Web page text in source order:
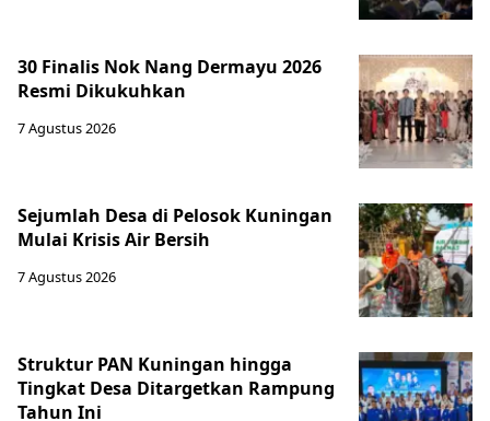
30 Finalis Nok Nang Dermayu 2026
Resmi Dikukuhkan
7 Agustus 2026
Sejumlah Desa di Pelosok Kuningan
Mulai Krisis Air Bersih
7 Agustus 2026
Struktur PAN Kuningan hingga
Tingkat Desa Ditargetkan Rampung
Tahun Ini